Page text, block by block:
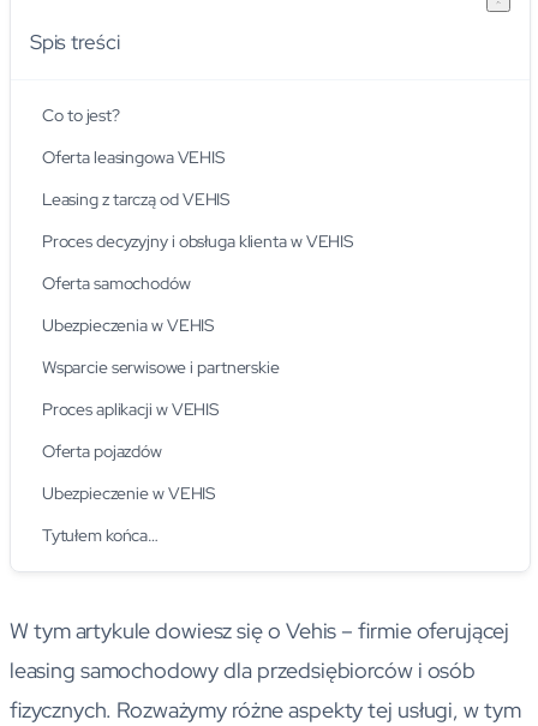
Spis treści
Co to jest?
Oferta leasingowa VEHIS
Leasing z tarczą od VEHIS
Proces decyzyjny i obsługa klienta w VEHIS
Oferta samochodów
Ubezpieczenia w VEHIS
Wsparcie serwisowe i partnerskie
Proces aplikacji w VEHIS
Oferta pojazdów
Ubezpieczenie w VEHIS
Tytułem końca…
W tym artykule dowiesz się o Vehis – firmie oferującej
leasing samochodowy dla przedsiębiorców i osób
fizycznych. Rozważymy różne aspekty tej usługi, w tym